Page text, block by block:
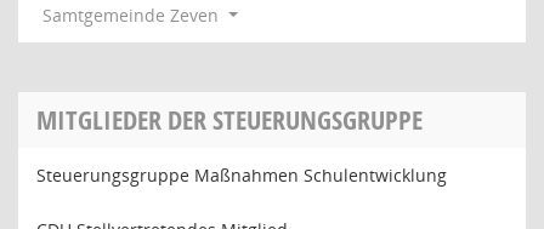
Samtgemeinde Zeven
MITGLIEDER DER STEUERUNGSGRUPPE
Steuerungsgruppe Maßnahmen Schulentwicklung